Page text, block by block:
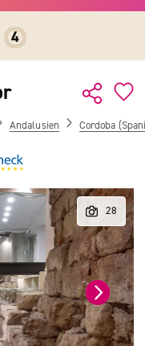
4
Andalusien Cordoba